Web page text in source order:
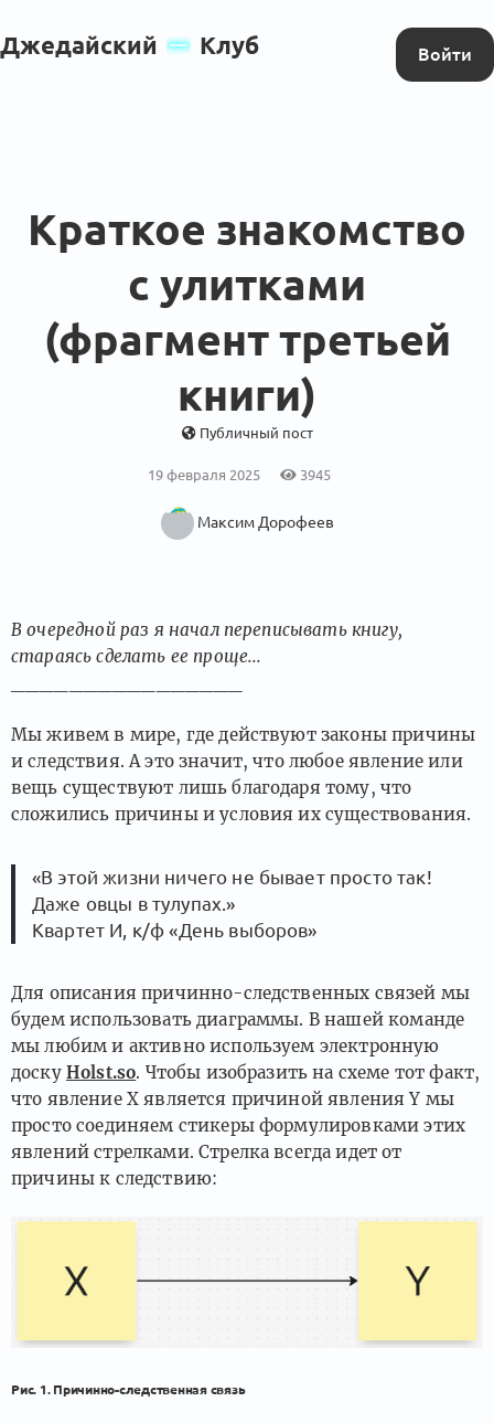
Джедайский Клуб Войти
Краткое знакомство
с улитками
(фрагмент третьей
книги)
Публичный пост
19 февраля 2025 3945
Максим Дорофеев
В очередной раз я начал переписывать книгу,
стараясь сделать ее проще...
Мы живем в мире, где действуют законы причины
и следствия. А это значит, что любое явление или
вещь существуют лишь благодаря тому, что
сложились причины и условия их существования.
«В этой жизни ничего не бывает просто так!
Даже овцы в тулупах.»
Квартет И, к/ф «День выборов»
Для описания причинно-следственных связей мы
будем использовать диаграммы. В нашей команде
мы любим и активно используем электронную
доску Holst.so. Чтобы изобразить на схеме тот факт,
что явление X является причиной явления Y мы
просто соединяем стикеры формулировками этих
явлений стрелками. Стрелка всегда идет от
причины к следствию:
Рис. 1. Причинно-следственная связь